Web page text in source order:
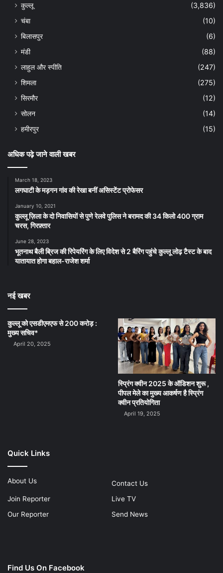
कुल्लू
(3,836)
चंबा
(10)
बिलासपुर
(6)
मंडी
(88)
लाहुल और स्पीति
(247)
शिमला
(275)
सिरमौर
(12)
सोलन
(14)
हमीरपुर
(15)
अधिक पढ़े जाने वाली खबर
March 18, 2023
लगघाटी के मड़गन गांव की रेखा बनीं असिस्टेंट प्रोफेसर
January 10, 2021
कुल्लू ज़िला के दो निवासियों से पुणे रेलवे पुलिस ने बरामद की 34 किलो 400 ग्राम
चरस, गिरफ़्तार
June 28, 2023
भूतनाथ बैली ब्रिज की रिपेयरिंग के लिए विदेश से 2 बैरिंग पहुंचे कुल्लू लोढ़ टैस्ट के बाद
यातायात होगा बहाल-राजेश शर्मा
नई खबर
कुल्लू को एसडीएमएफ से 200 करोड़ :
मुख्य सचिव*
April 20, 2025
स्प्रिंग क्वीन 2025 के ऑडिशन शुरू ,
पीपल मेले का मुख्य आकर्षण है स्प्रिंग
क्वीन प्रतियोगिता
April 19, 2025
Quick Links
About Us
Contact Us
Join Reporter
Live TV
Our Reporter
Send News
Find Us On Facebook